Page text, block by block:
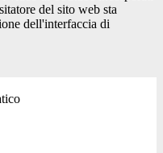
del sito web sta
dell'interfaccia di